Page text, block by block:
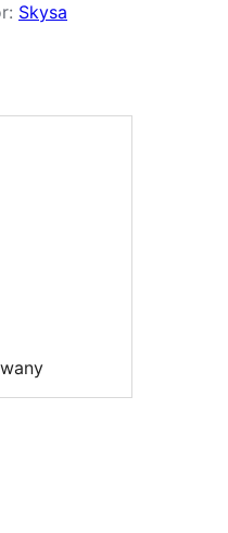
Skysa